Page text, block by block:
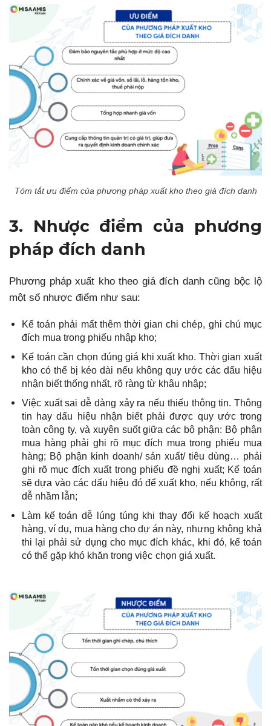
Tóm tắt ưu điểm của phương pháp xuất kho theo giá đích danh
3. Nhược điểm của phương
pháp đích danh
Phương pháp xuất kho theo giá đích danh cũng bộc lộ
một số nhược điểm như sau:
Kế toán phải mất thêm thời gian chi chép, ghi chú mục
đích mua trong phiếu nhập kho;
Kế toán cần chọn đúng giá khi xuất kho. Thời gian xuất
kho có thể bị kéo dài nếu không quy ước các dấu hiệu
nhận biết thống nhất, rõ ràng từ khâu nhập;
Việc xuất sai dễ dàng xảy ra nếu thiếu thông tin. Thông
tin hay dấu hiệu nhận biết phải được quy ước trong
toàn công ty, và xuyên suốt giữa các bộ phận: Bộ phận
mua hàng phải ghi rõ mục đích mua trong phiếu mua
hàng; Bộ phận kinh doanh/ sản xuất/ tiêu dùng… phải
ghi rõ mục đích xuất trong phiếu đề nghị xuất; Kế toán
sẽ dựa vào các dấu hiệu đó để xuất kho, nếu không, rất
dễ nhầm lẫn;
Làm kế toán dễ lúng túng khi thay đổi kế hoạch xuất
hàng, ví dụ, mua hàng cho dự án này, nhưng không khả
thi lại phải sử dụng cho mục đích khác, khi đó, kế toán
có thể gặp khó khăn trong việc chọn giá xuất.